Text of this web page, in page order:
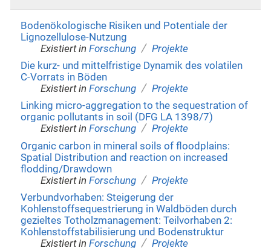
Bodenökologische Risiken und Potentiale der
Lignozellulose-Nutzung
Existiert in Forschung / Projekte
Die kurz- und mittelfristige Dynamik des volatilen
C-Vorrats in Böden
Existiert in Forschung / Projekte
Linking micro-aggregation to the sequestration of
organic pollutants in soil (DFG LA 1398/7)
Existiert in Forschung / Projekte
Organic carbon in mineral soils of floodplains:
Spatial Distribution and reaction on increased
flodding/Drawdown
Existiert in Forschung / Projekte
Verbundvorhaben: Steigerung der
Kohlenstoffsequestrierung in Waldböden durch
gezieltes Totholzmanagement: Teilvorhaben 2:
Kohlenstoffstabilisierung und Bodenstruktur
Existiert in Forschung / Projekte